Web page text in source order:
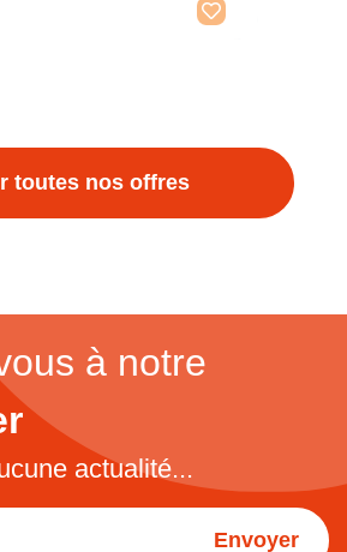
toutes nos offres
à notre
actualité...
Envoyer